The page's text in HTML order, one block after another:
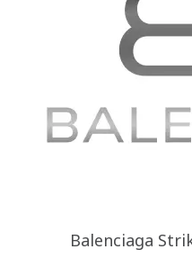
Balenciaga